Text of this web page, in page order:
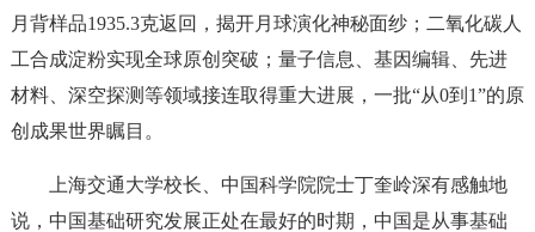
月背样品1935.3克返回，揭开月球演化神秘面纱；二氧化碳人
工合成淀粉实现全球原创突破；量子信息、基因编辑、先进
材料、深空探测等领域接连取得重大进展，一批“从0到1”的原
创成果世界瞩目。
上海交通大学校长、中国科学院院士丁奎岭深有感触地
说，中国基础研究发展正处在最好的时期，中国是从事基础